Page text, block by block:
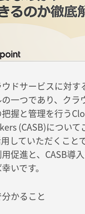
ドサービスに対す
一つであり、クラ
握と管理を行う
(CASB)について
していただくこと
促進と、CASB導
いです。
かること